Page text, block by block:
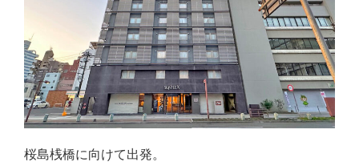
桜島桟橋に向けて出発。